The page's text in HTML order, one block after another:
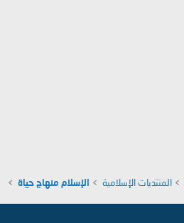
المنتديات الإسلامية الإسلام منهاج حياة